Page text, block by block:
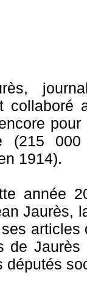
(215
1914).
année
Jaurès,
de
députés